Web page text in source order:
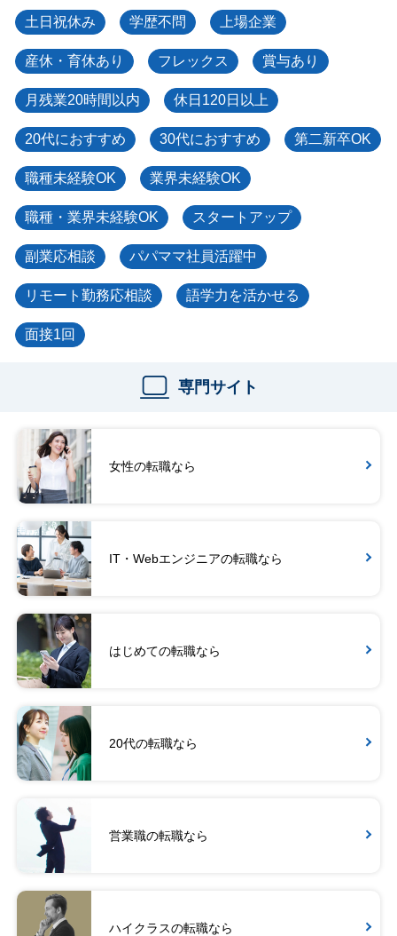
土日祝休み 学歴不問 上場企業
産休・育休あり フレックス 賞与あり
月残業20時間以内 休日120日以上
20代におすすめ 30代におすすめ 第二新卒OK
職種未経験OK 業界未経験OK
職種・業界未経験OK スタートアップ
副業応相談 パパママ社員活躍中
リモート勤務応相談 語学力を活かせる
面接1回
専門サイト
女性の転職なら
IT・Webエンジニアの転職なら
はじめての転職なら
20代の転職なら
営業職の転職なら
ハイクラスの転職なら